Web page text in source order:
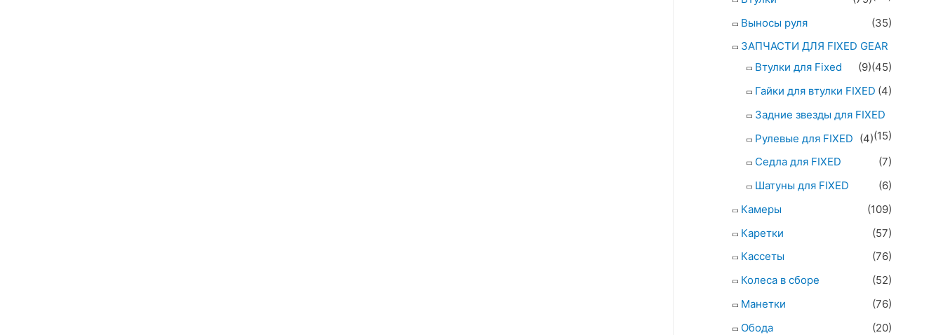
Выносы руля
(35)
ЗАПЧАСТИ ДЛЯ FIXED GEAR
(45)
Втулки для Fixed
(9)
Гайки для втулки FIXED (4)
Задние звезды для FIXED
(15)
Рулевые для FIXED (4)
Седла для FIXED
(7)
Шатуны для FIXED
(6)
Камеры
(109)
Каретки
(57)
Кассеты
(76)
Колеса в сборе
(52)
Манетки
(76)
Обода
(20)